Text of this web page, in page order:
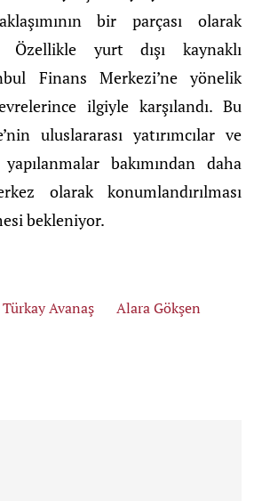
bir parçası olarak
Özellikle yurt dışı kaynaklı
Finans Merkezi’ne yönelik
ilgiyle karşılandı. Bu
uluslararası yatırımcılar ve
bakımından daha
olarak konumlandırılması
bekleniyor.
Türkay Avanaş Alara Gökşen